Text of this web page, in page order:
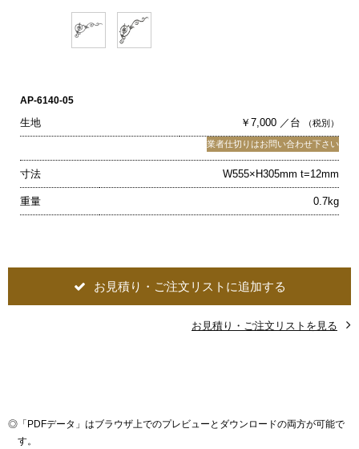
AP-6140-05
生地 ￥7,000 ／台 （税別）
業者仕切りはお問い合わせ下さい
寸法 W555×H305mm t=12mm
重量 0.7kg
お見積り・ご注文リストに追加する
お見積り・ご注文リストを見る
◎ 「PDFデータ」はブラウザ上でのプレビューとダウンロードの両方が可能で
す。